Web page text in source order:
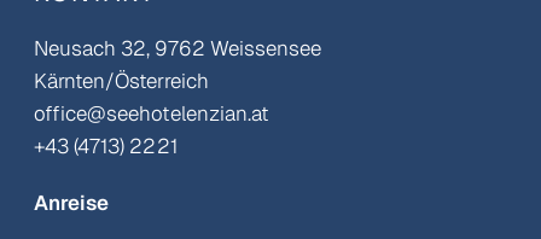
Neusach 32, 9762 Weissensee
Kärnten/Österreich
office@seehotelenzian.at
+43 (4713) 2221
Anreise